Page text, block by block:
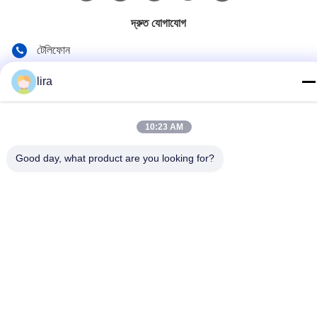
দ্রুত যোগাযোগ
টেলিফোন
ই-মেইল
No.102, Yungu রোড, Zhutang টাউন, Jiangyin সিটি, জিয়াংসু প্রদেশের,
lira
10:23 AM
Good day, what product are you looking for?